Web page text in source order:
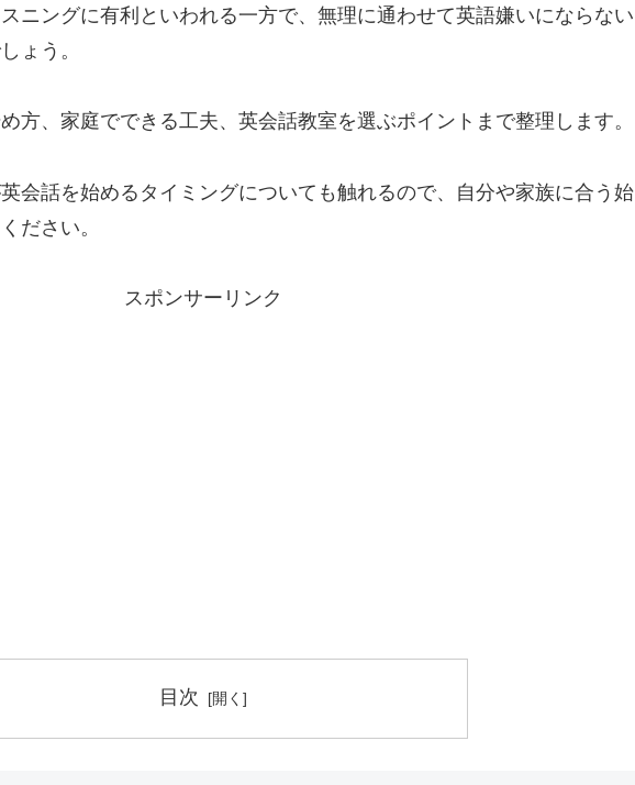
ニングに有利といわれる一方で、無理に通わせて英語嫌いにならない
ょう。
方、家庭でできる工夫、英会話教室を選ぶポイントまで整理します。
会話を始めるタイミングについても触れるので、自分や家族に合う始
ださい。
スポンサーリンク
目次